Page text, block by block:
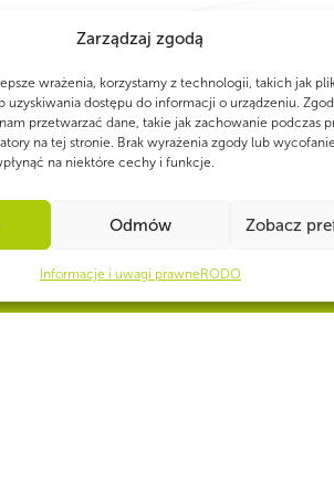
Zarządzaj zgodą
wrażenia, korzystamy z technologii, takich jak
uzyskiwania dostępu do informacji o urządzeniu.
przetwarzać dane, takie jak zachowanie podczas
na tej stronie. Brak wyrażenia zgody lub
na niektóre cechy i funkcje.
Odmów Zobacz
Informacje i uwagi prawne RODO
DLA HARCERSKIEJ MISJI
wsparcie, nasza